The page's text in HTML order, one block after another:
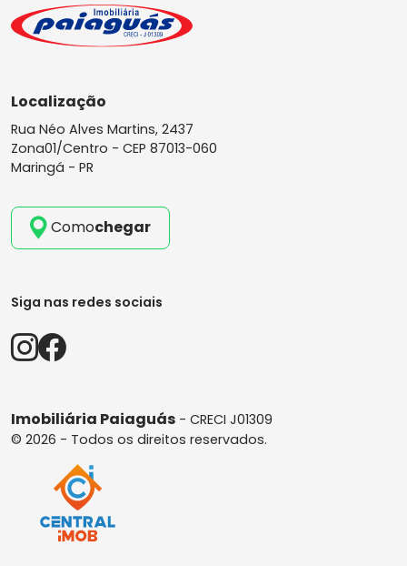
Localização
Rua Néo Alves Martins, 2437
Zona01/Centro - CEP 87013-060
Maringá - PR
Comochegar
Siga nas redes sociais
Imobiliária Paiaguás - CRECI J01309
© 2026 - Todos os direitos reservados.